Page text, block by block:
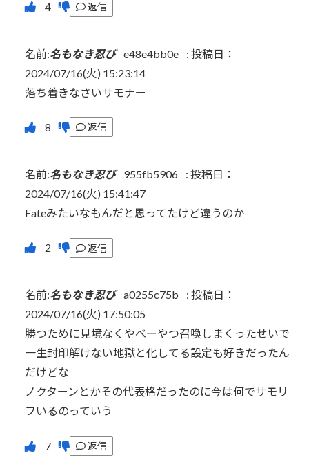
返信
名前:名もなき忍び e48e4bb0e : 投稿日：
2024/07/16(火) 15:23:14
落ち着きなさいサモナー
返信
名前:名もなき忍び 955fb5906 : 投稿日：
2024/07/16(火) 15:41:47
Fateみたいなもんだと思ってたけど違うのか
返信
名前:名もなき忍び a0255c75b : 投稿日：
2024/07/16(火) 17:50:05
勝つために見境なくやべーやつ召喚しまくったせいで
一生封印解けない地獄と化してる設定も好きだったん
だけどな
ノクターンとかその代表格だったのに今は何でサモリ
フいるのっていう
返信